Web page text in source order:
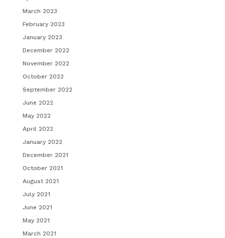
March 2023
February 2023
January 2023
December 2022
November 2022
October 2022
September 2022
June 2022
May 2022
April 2022
January 2022
December 2021
October 2021
August 2021
July 2021
June 2021
May 2021
March 2021